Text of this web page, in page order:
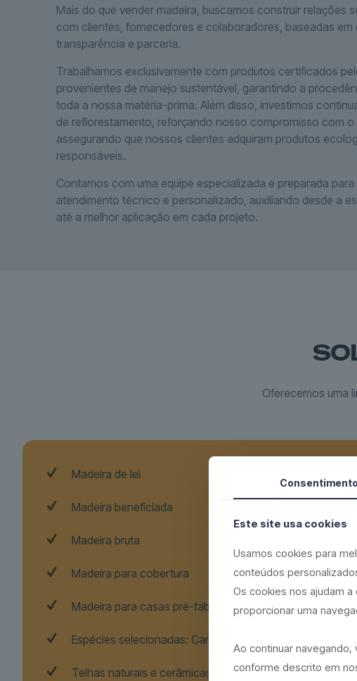
Mais do que vender madeira, buscamos construir relações
com clientes, fornecedores e colaboradores, baseadas em
transparência e parceria.
Trabalhamos exclusivamente com produtos certificados
provenientes de manejo sustentável, garantindo a
toda a nossa matéria-prima. Além disso, investimos
de reflorestamento, reforçando nosso compromisso com o
assegurando que nossos clientes adquiram produtos
responsáveis.
Contamos com uma equipe especializada e preparada
atendimento técnico e personalizado, auxiliando desde a
até a melhor aplicação em cada projeto.
Oferecemos uma
Madeira de lei
Madeira beneficiada
Madeira bruta
Madeira para cobertura
Madeira para casas pré-fabricadas
Espécies selecionadas: Cambará, Angelim e Peroba
Telhas naturais e cerâmicas
Consentimento
Este site usa cookies
Usamos cookies para
conteúdos
Os cookies nos ajudam
proporcionar uma
Ao continuar
conforme descrito em